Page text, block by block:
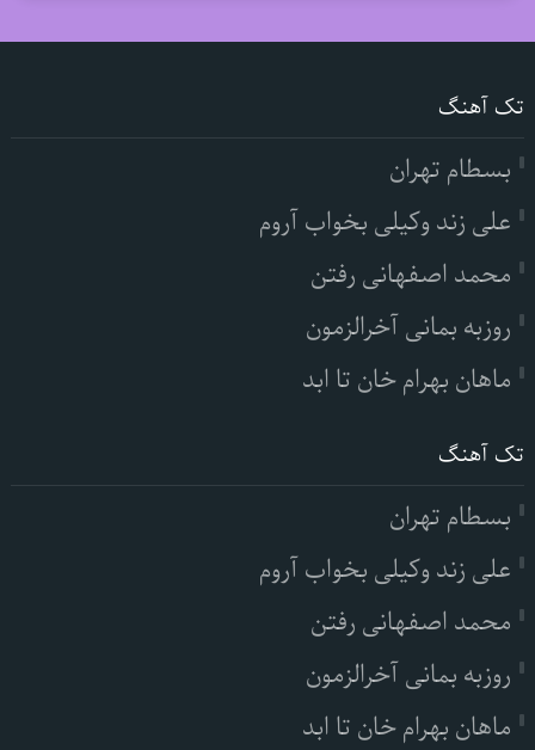
تک آهنگ
بسطام تهران
علی زند وکیلی بخواب آروم
محمد اصفهانی رفتن
روزبه بمانی آخرالزمون
ماهان بهرام خان تا ابد
تک آهنگ
بسطام تهران
علی زند وکیلی بخواب آروم
محمد اصفهانی رفتن
روزبه بمانی آخرالزمون
ماهان بهرام خان تا ابد